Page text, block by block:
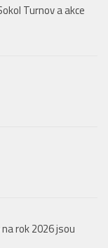
Turnov a akce
na rok 2026 jsou